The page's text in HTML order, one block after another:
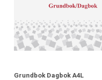
Grundbok Dagbok A4L